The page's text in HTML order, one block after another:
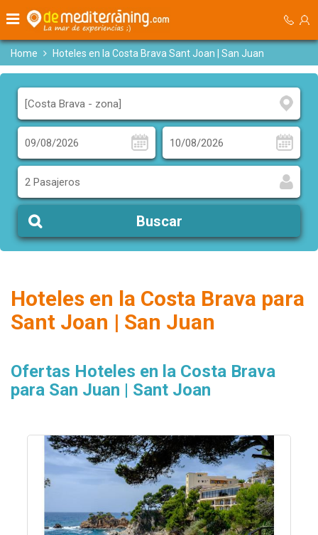
Home Hoteles en la Costa Brava Sant Joan | San Juan
2 Pasajeros
Buscar
Hoteles en la Costa Brava para
Sant Joan | San Juan
Ofertas Hoteles en la Costa Brava
para San Juan | Sant Joan